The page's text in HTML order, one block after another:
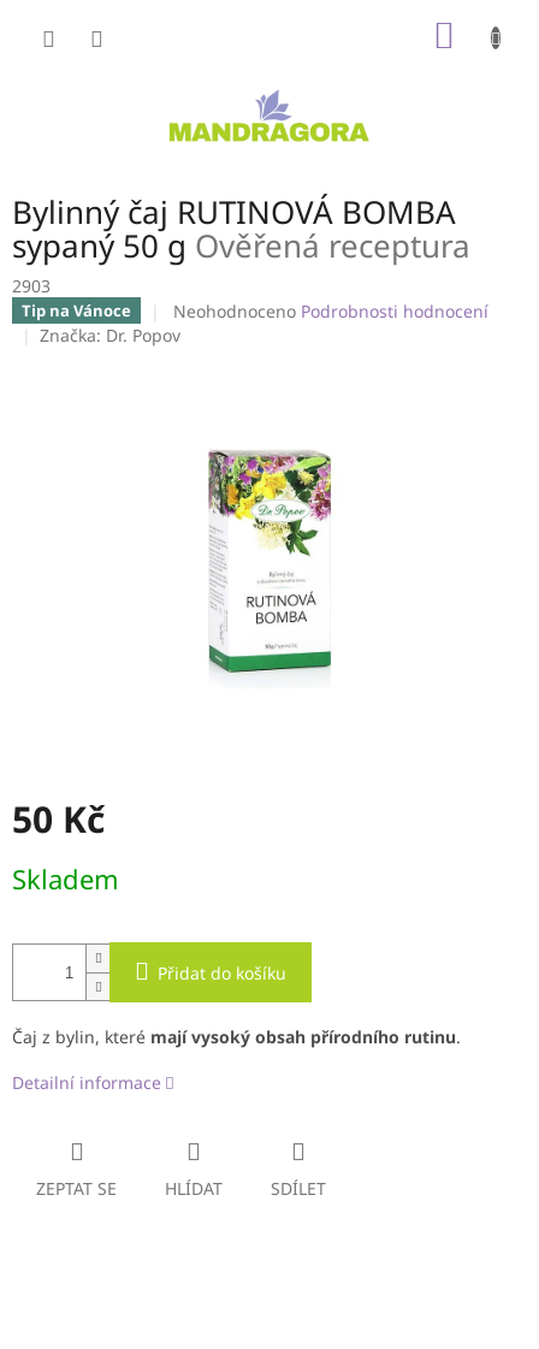
Bylinný čaj RUTINOVÁ BOMBA
sypaný 50 g Ověřená receptura
2903
Tip na Vánoce
Průměrné
hodnocení
hvězdiček.
Neohodnoceno Podrobnosti hodnocení
Značka: Dr. Popov
50 Kč
cena:
Skladem
Přidat do košíku
Čaj z bylin, které mají vysoký obsah přírodního rutinu.
Detailní informace
ZEPTAT SE HLÍDAT SDÍLET